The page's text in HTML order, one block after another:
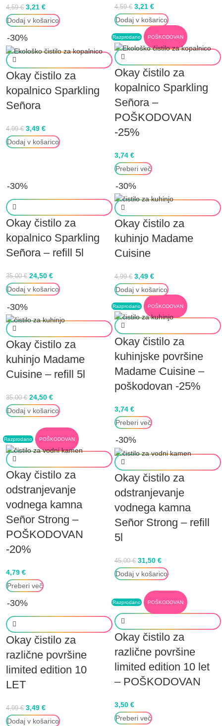
4,59€ 3,21 €
Dodaj v košarico
4,59€ 3,21 €
Dodaj v košarico
-30%
Okay čistilo za
kopalnico Sparkling
Señora
4,99€ 3,49 €
Dodaj v košarico
Razprodano POŠKODOVAN
Okay čistilo za
kopalnico Sparkling
Señora –
POŠKODOVAN
-25%
3,74 €
Preberi več
-30%
Okay čistilo za
kopalnico Sparkling
Señora – refill 5l
35,00€ 24,50 €
Dodaj v košarico
-30%
Okay čistilo za
kuhinjo Madame
Cuisine
4,99€ 3,49 €
Dodaj v košarico
-30%
Okay čistilo za
kuhinjo Madame
Cuisine – refill 5l
35,00€ 24,50 €
Dodaj v košarico
Razprodano POŠKODOVAN
Okay čistilo za
kuhinjske površine
Madame Cuisine –
poškodovan -25%
3,74 €
Preberi več
Razprodano POŠKODOVAN
Okay čistilo za
odstranjevanje
vodnega kamna
Señor Strong –
POŠKODOVAN
-20%
4,79 €
Preberi več
-30%
Okay čistilo za
odstranjevanje
vodnega kamna
Señor Strong – refill
5l
45,00€ 31,50 €
Dodaj v košarico
-30%
Okay čistilo za
različne površine
limited edition 10
LET
4,99€ 3,49 €
Dodaj v košarico
Razprodano POŠKODOVAN
Okay čistilo za
različne površine
limited edition 10 let
– POŠKODOVAN
3,50 €
Preberi več